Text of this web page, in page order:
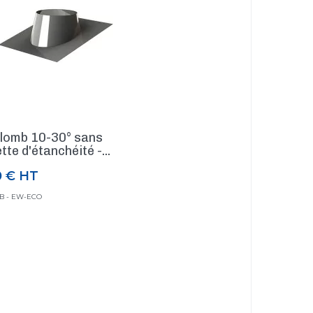
10-30° sans
d'étanchéité -...
€ HT
- EW-ECO